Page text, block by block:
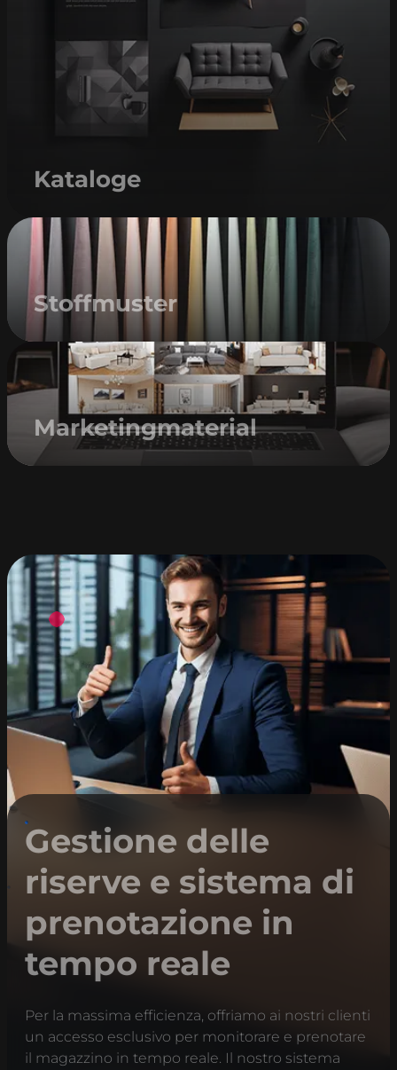
Kataloge
Stoffmuster
Marketingmaterial
Gestione delle
riserve e sistema di
prenotazione in
tempo reale
Per la massima efficienza, offriamo ai nostri clienti
un accesso esclusivo per monitorare e prenotare
il magazzino in tempo reale. Il nostro sistema